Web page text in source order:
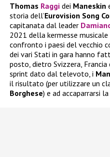
Thomas Raggi dei Maneskin
storia dell’Eurovision Song
capitanata dal leader
2021 della kermesse
confronto i paesi del vecchio
dei vari Stati in gara hanno
posto, dietro Svizzera,
sprint dato dal televoto, i
il risultato (per utilizzare un
Borghese) e ad accaparrarsi